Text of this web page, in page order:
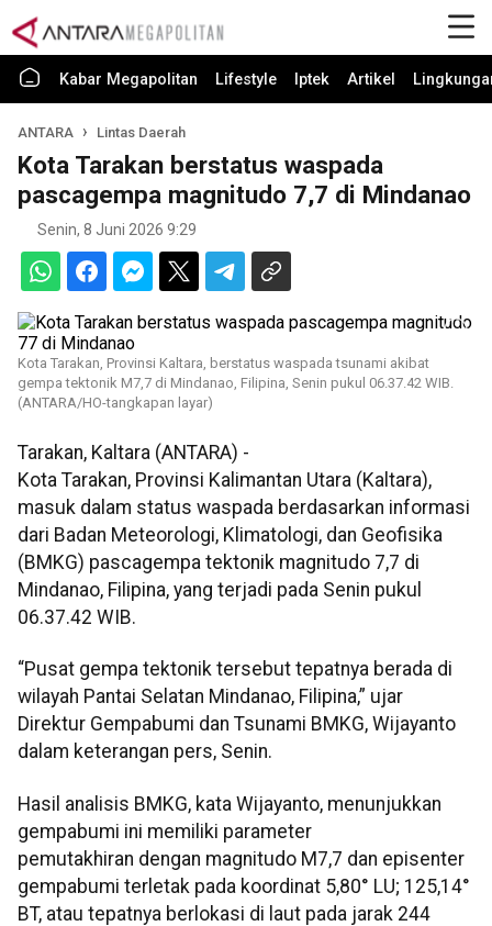
Kabar Megapolitan Lifestyle Iptek Artikel
ANTARA Lintas Daerah
Kota Tarakan berstatus waspada
pascagempa magnitudo 7,7 di Mindanao
Senin, 8 Juni 2026 9:29
Kota Tarakan, Provinsi Kaltara, berstatus waspada tsunami akibat
gempa tektonik M7,7 di Mindanao, Filipina, Senin pukul 06.37.42 WIB.
(ANTARA/HO-tangkapan layar)
Tarakan, Kaltara (ANTARA) -
Kota Tarakan, Provinsi Kalimantan Utara (Kaltara),
masuk dalam status waspada berdasarkan informasi
dari Badan Meteorologi, Klimatologi, dan Geofisika
(BMKG) pascagempa tektonik magnitudo 7,7 di
Mindanao, Filipina, yang terjadi pada Senin pukul
06.37.42 WIB.
“Pusat gempa tektonik tersebut tepatnya berada di
wilayah Pantai Selatan Mindanao, Filipina,” ujar
Direktur Gempabumi dan Tsunami BMKG, Wijayanto
dalam keterangan pers, Senin.
Hasil analisis BMKG, kata Wijayanto, menunjukkan
gempabumi ini memiliki parameter
pemutakhiran dengan magnitudo M7,7 dan episenter
gempabumi terletak pada koordinat 5,80° LU; 125,14°
BT, atau tepatnya berlokasi di laut pada jarak 244